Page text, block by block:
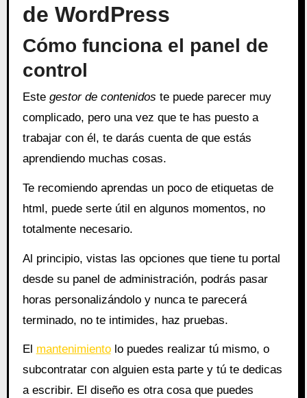
de WordPress
Cómo funciona el panel de
control
Este gestor de contenidos te puede parecer muy
complicado, pero una vez que te has puesto a
trabajar con él, te darás cuenta de que estás
aprendiendo muchas cosas.
Te recomiendo aprendas un poco de etiquetas de
html, puede serte útil en algunos momentos, no
totalmente necesario.
Al principio, vistas las opciones que tiene tu portal
desde su panel de administración, podrás pasar
horas personalizándolo y nunca te parecerá
terminado, no te intimides, haz pruebas.
El mantenimientolo puedes realizar tú mismo, o
subcontratar con alguien esta parte y tú te dedicas
a escribir. El diseño es otra cosa que puedes